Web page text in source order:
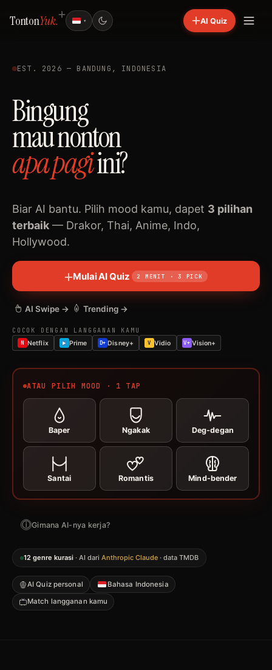
TontonYuk. ▾ AI Quiz
EST. 2026 — BANDUNG, INDONESIA
Bingung
mau nonton
apapagiini?
Biar AI bantu. Pilih mood kamu, dapet 3 pilihan
terbaik — Drakor, Thai, Anime, Indo,
Hollywood.
Mulai AI Quiz 2 MENIT · 3 PICK
AI Swipe → Trending →
COCOK DENGAN LANGGANAN KAMU
N Netflix Prime D+ Disney+ V Vidio V+ Vision+
ATAU PILIH MOOD · 1 TAP
Baper Ngakak Deg-degan
Santai Romantis Mind-bender
ⓘGimana AI-nya kerja?
12 genre kurasi · AI dari Anthropic Claude · data TMDB
AI Quiz personal Bahasa Indonesia
Match langganan kamu